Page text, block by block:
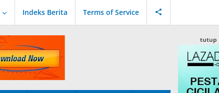
Indeks Berita Terms of Service
tutup